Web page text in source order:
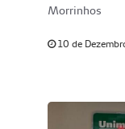
Morrinhos
10 de